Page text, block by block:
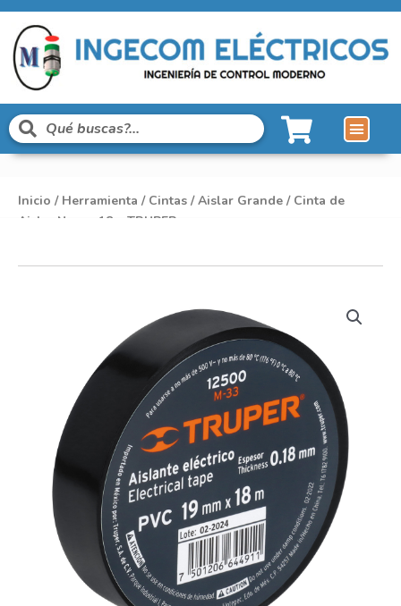
Inicio / Herramienta / Cintas /Aislar Grande / Cinta de
Aislar Negro 18m TRUPER